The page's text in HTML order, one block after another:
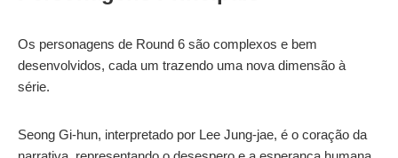
Os personagens de Round 6 são complexos e bem
desenvolvidos, cada um trazendo uma nova dimensão à
série.
Seong Gi-hun, interpretado por Lee Jung-jae, é o coração da